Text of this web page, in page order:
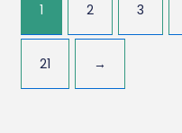
1 2 3
21 →